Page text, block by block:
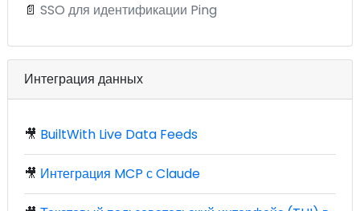
📄 SSO для идентификации Ping
Интеграция данных
🎥 BuiltWith Live Data Feeds
🎥 Интеграция MCP с Claude